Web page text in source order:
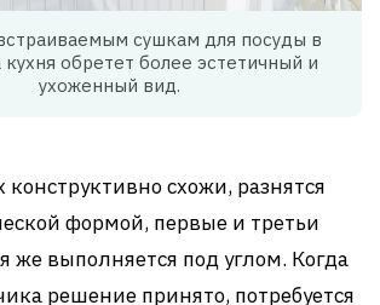
сушкам для посуды в
обретет более эстетичный и
ухоженный вид.
схожи, разнятся
формой, первые и третьи
же выполняется под углом. Когда
решение принято, потребуется